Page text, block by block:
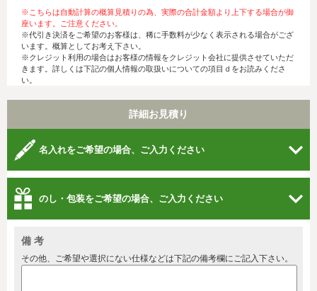
※こちらは自動計算の概算見積りの為、実際の合計金額より上下する場合が御
座います。ご注意ください。
※代引き決済をご希望のお客様は、稀に手数料が少なく表示される場合がござ
います。概算としてお考え下さい。
※クレジット利用の場合はお客様の情報をクレジット会社に提供させていただ
きます。詳しくは下記の個人情報の取扱いについての項目ｄをお読みくださ
い。
詳細お見積り
名入れをご希望の場合、ご入力ください
のし・包装をご希望の場合、ご入力ください
備 考
その他、ご希望や選択にない仕様などは下記の備考欄にご記入下さい。